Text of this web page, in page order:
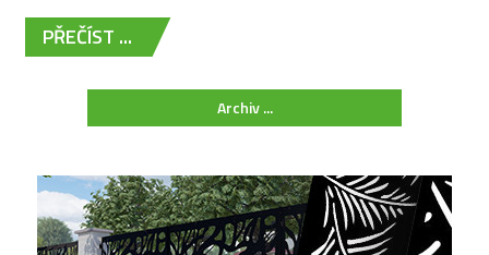
PŘEČÍST ...
Archiv ...